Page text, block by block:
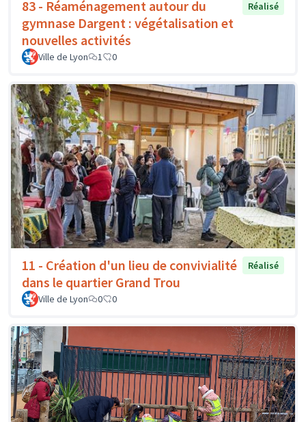
83 - Réaménagement autour du
gymnase Dargent : végétalisation et
nouvelles activités
Réalisé
Ville de Lyon 1 0
11 - Création d'un lieu de convivialité
dans le quartier Grand Trou
Réalisé
Ville de Lyon 0 0